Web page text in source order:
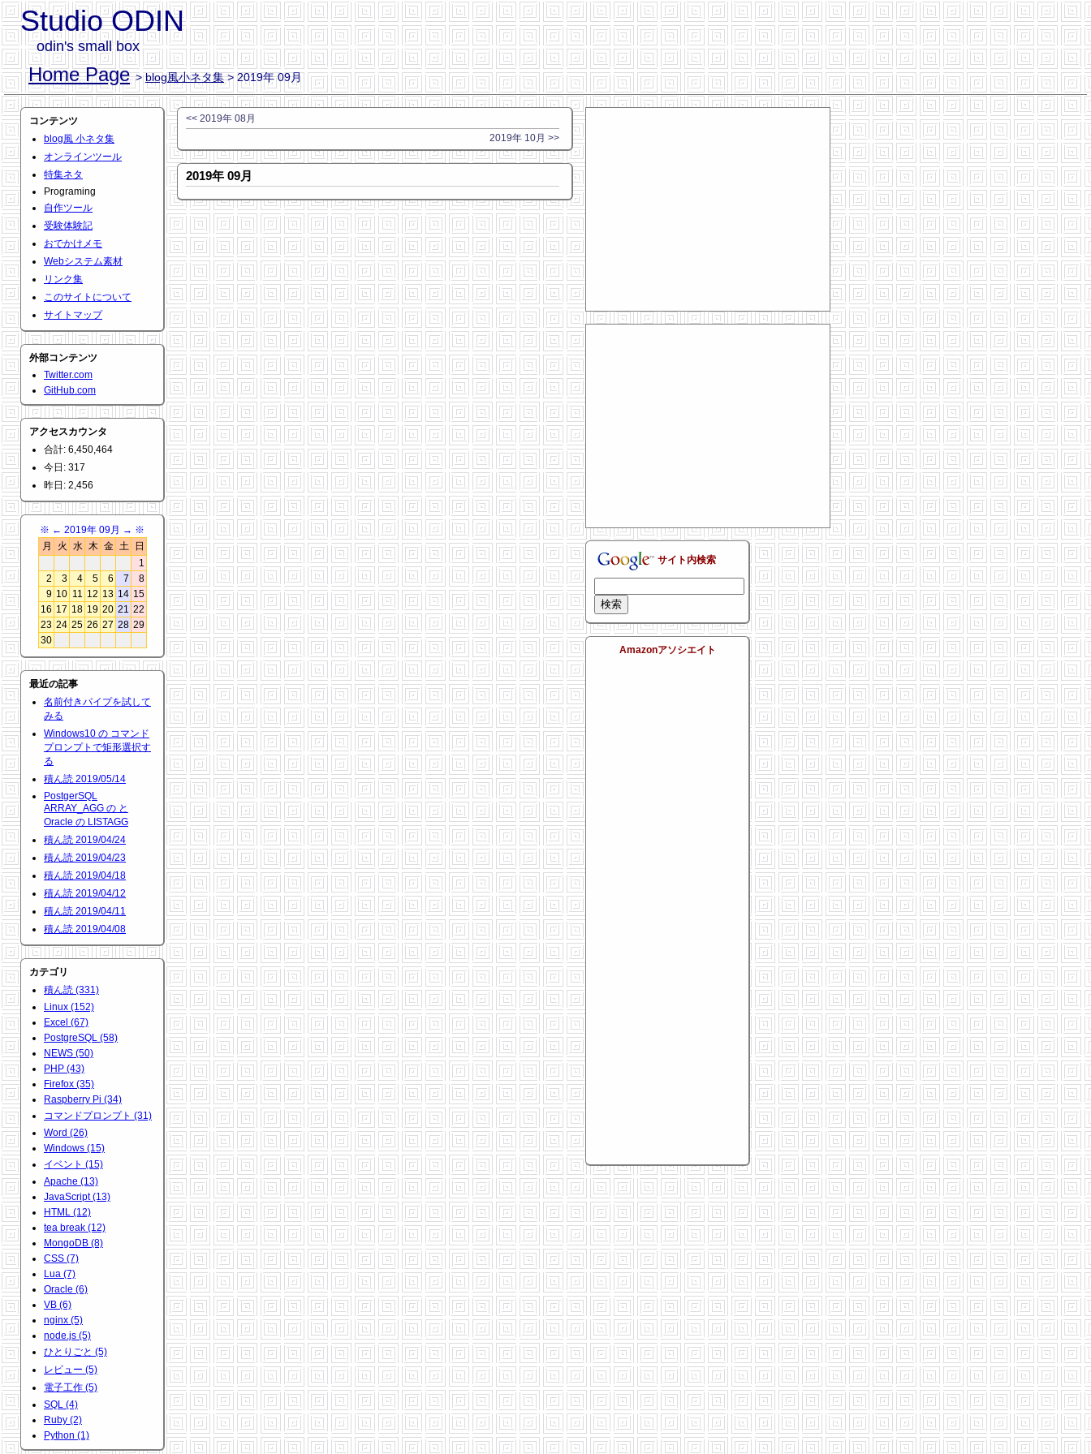
Studio ODIN
odin's small box
Home Page >blog風小ネタ集> 2019年 09月
コンテンツ
blog風 小ネタ集
オンラインツール
特集ネタ
Programing
自作ツール
受験体験記
おでかけメモ
Webシステム素材
リンク集
このサイトについて
サイトマップ
外部コンテンツ
Twitter.com
GitHub.com
アクセスカウンタ
合計: 6,450,464
今日: 317
昨日: 2,456
※ ← 2019年 09月 → ※
月
火 水 木 金 土
日
1
2
3 4 5 6 7
8
9 10 11 12 13 14 15
16 17 18 19 20 21 22
23 24 25 26 27 28 29
30
最近の記事
名前付きパイプを試して
みる
Windows10 の コマンド
プロンプトで矩形選択す
る
積ん読 2019/05/14
PostgerSQL
ARRAY_AGG の と
Oracle の LISTAGG
積ん読 2019/04/24
積ん読 2019/04/23
積ん読 2019/04/18
積ん読 2019/04/12
積ん読 2019/04/11
積ん読 2019/04/08
カテゴリ
積ん読 (331)
Linux (152)
Excel (67)
PostgreSQL (58)
NEWS (50)
PHP (43)
Firefox (35)
Raspberry Pi (34)
コマンドプロンプト (31)
Word (26)
Windows (15)
イベント (15)
Apache (13)
JavaScript (13)
HTML (12)
tea break (12)
MongoDB (8)
CSS (7)
Lua (7)
Oracle (6)
VB (6)
nginx (5)
node.js (5)
ひとりごと (5)
レビュー (5)
電子工作 (5)
SQL (4)
Ruby (2)
Python (1)
<< 2019年 08月
2019年 10月 >>
2019年 09月
サイト内検索
Amazonアソシエイト